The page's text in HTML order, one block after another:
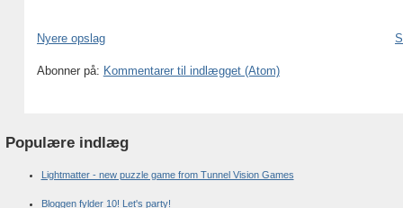
Nyere opslag
Abonner på: Kommentarer til indlægget (Atom)
Populære indlæg
Lightmatter - new puzzle game from Tunnel Vision Games
Bloggen fylder 10! Let's party!